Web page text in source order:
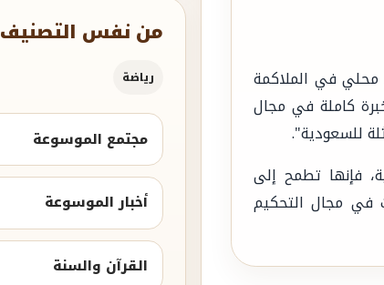
من نفس التصنيف
رياضة
مجتمع الموسوعة
أخبار الموسوعة
القرآن والسنة
محلي في الملاكمة
كاملة في مجال
للسعودية".
فإنها تطمح إلى
في مجال التحكيم